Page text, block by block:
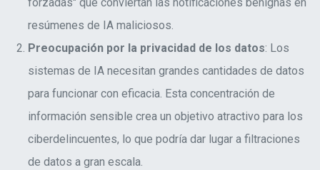
resúmenes de IA maliciosos.
Preocupación por la privacidad de los datos: Los
sistemas de IA necesitan grandes cantidades de datos
para funcionar con eficacia. Esta concentración de
información sensible crea un objetivo atractivo para los
ciberdelincuentes, lo que podría dar lugar a filtraciones
de datos a gran escala.